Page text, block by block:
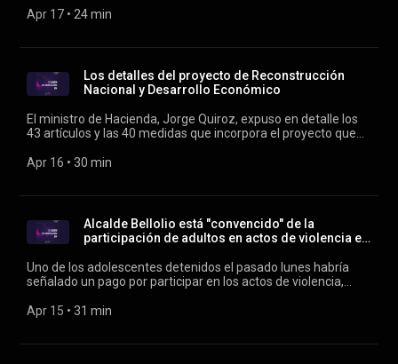
próximo martes para comenzar su discusión. Condicen
Apr 17 • 24 min
Los detalles del proyecto de Reconstrucción
Nacional y Desarrollo Económico
El ministro de Hacienda, Jorge Quiroz, expuso en detalle los
43 artículos y las 40 medidas que incorpora el proyecto que
incluye un límite a la gratuidad universitaria, algo que había
Apr 16 • 30 min
Alcalde Bellolio está "convencido" de la
participación de adultos en actos de violencia en
Uno de los adolescentes detenidos el pasado lunes habría
señalado un pago por participar en los actos de violencia,
Fiscalía señalaron desconocer tal declaración y el Colegio de
Apr 15 • 31 min